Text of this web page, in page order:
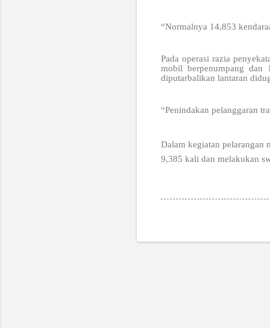
“Normalnya 14,853
Pada operasi razia
mobil berpenumpang dan
diputarbalikan lantaran
“Penindakan pelanggaran
Dalam kegiatan pelarangan
9,385 kali dan melakukan